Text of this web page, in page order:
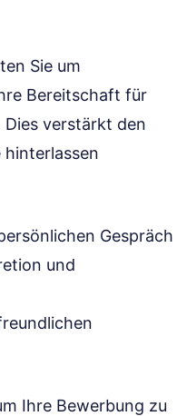
Sie um
Bereitschaft für
Dies verstärkt den
hinterlassen
Gespräch
und
Ihre Bewerbung zu